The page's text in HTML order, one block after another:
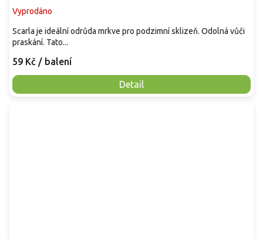
Vyprodáno
59 Kč / balení
Detail
Scarla je ideální odrůda mrkve pro podzimní sklizeň. Odolná vůči
praskání. Tato...